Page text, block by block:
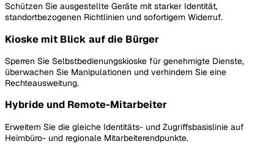
Schützen Sie ausgestellte Geräte mit starker Identität,
standortbezogenen Richtlinien und sofortigem Widerruf.
Kioske mit Blick auf die Bürger
Sperren Sie Selbstbedienungskioske für genehmigte Dienste,
überwachen Sie Manipulationen und verhindern Sie eine
Rechteausweitung.
Hybride und Remote-Mitarbeiter
Erweitern Sie die gleiche Identitäts- und Zugriffsbasislinie auf
Heimbüro- und regionale Mitarbeiterendpunkte.